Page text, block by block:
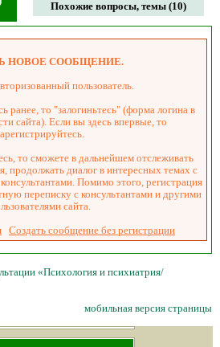
Похожие вопросы, темы (10)
НОВОЕ СООБЩЕНИЕ.
пользователь.
ранее, то "залогиньтесь" (форма логина в
сайта). Если вы здесь впервые, то
то сможете в дальнейшем отслеживать
продолжать диалог в интересных темах с
Помимо этого, регистрация
переписку с консультантами и другими
сайта.
Создать сообщение без регистрации
«Психология и психиатрия/
мобильная версия страницы